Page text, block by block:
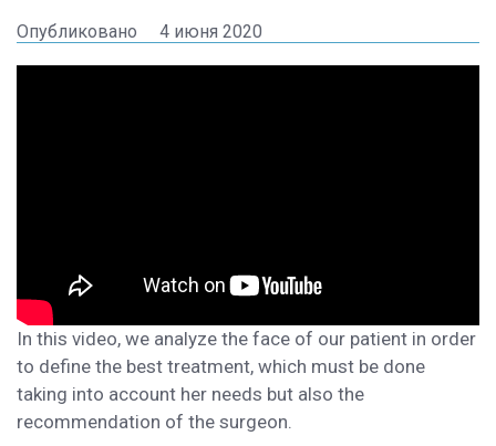
Опубликовано 4 июня 2020
In this video, we analyze the face of our patient in order
to define the best treatment, which must be done
taking into account her needs but also the
recommendation of the surgeon.